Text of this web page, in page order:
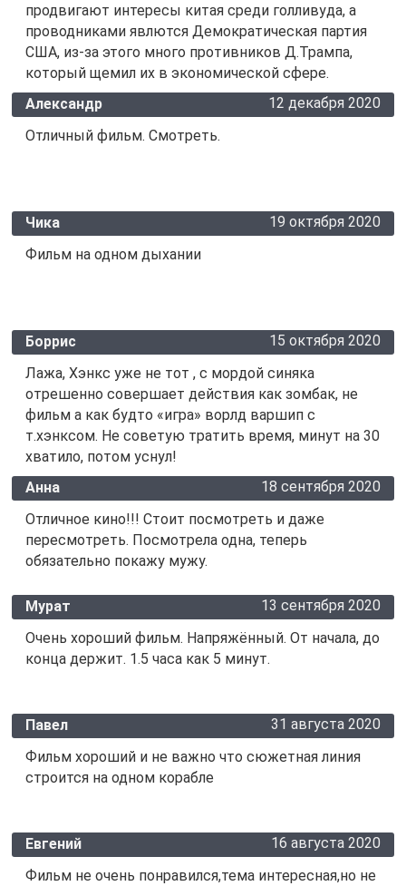
продвигают интересы китая среди голливуда, а
проводниками явлются Демократическая партия
США, из-за этого много противников Д.Трампа,
который щемил их в экономической сфере.
Александр
12 декабря 2020
Отличный фильм. Смотреть.
Чика
19 октября 2020
Фильм на одном дыхании
Боррис
15 октября 2020
Лажа, Хэнкс уже не тот , с мордой синяка
отрешенно совершает действия как зомбак, не
фильм а как будто «игра» ворлд варшип с
т.хэнксом. Не советую тратить время, минут на 30
хватило, потом уснул!
Анна
18 сентября 2020
Отличное кино!!! Стоит посмотреть и даже
пересмотреть. Посмотрела одна, теперь
обязательно покажу мужу.
Мурат
13 сентября 2020
Очень хороший фильм. Напряжённый. От начала, до
конца держит. 1.5 часа как 5 минут.
Павел
31 августа 2020
Фильм хороший и не важно что сюжетная линия
строится на одном корабле
Евгений
16 августа 2020
Фильм не очень понравился,тема интересная,но не